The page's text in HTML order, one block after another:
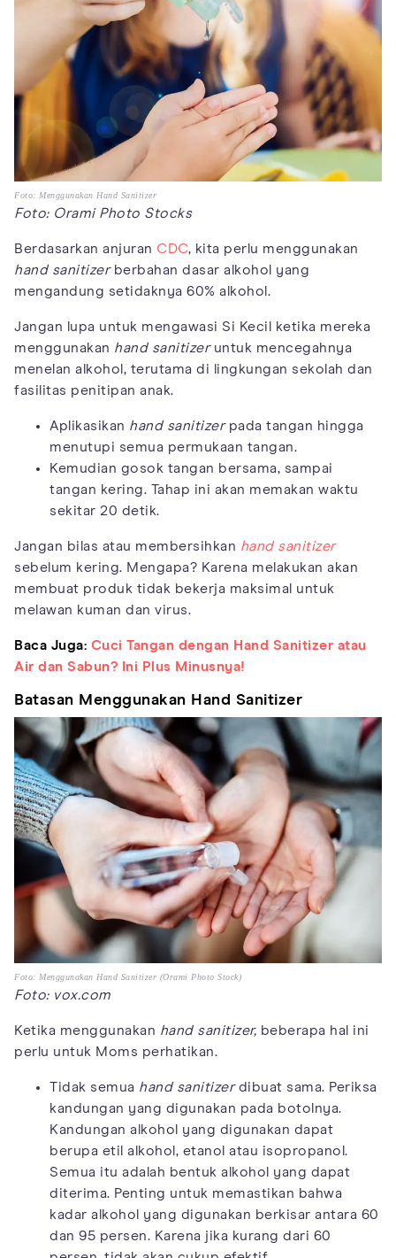
Foto: Menggunakan Hand Sanitizer
Foto: Orami Photo Stocks
Berdasarkan anjuran CDC, kita perlu menggunakan
hand sanitizerberbahan dasar alkohol yang
mengandung setidaknya 60% alkohol.
Jangan lupa untuk mengawasi Si Kecil ketika mereka
menggunakan hand sanitizeruntuk mencegahnya
menelan alkohol, terutama di lingkungan sekolah dan
fasilitas penitipan anak.
Aplikasikan hand sanitizerpada tangan hingga
menutupi semua permukaan tangan.
Kemudian gosok tangan bersama, sampai
tangan kering. Tahap ini akan memakan waktu
sekitar 20 detik.
Jangan bilas atau membersihkan hand sanitizer
sebelum kering. Mengapa? Karena melakukan akan
membuat produk tidak bekerja maksimal untuk
melawan kuman dan virus.
Baca Juga: Cuci Tangan dengan Hand Sanitizer atau
Air dan Sabun? Ini Plus Minusnya!
Batasan Menggunakan Hand Sanitizer
Foto: Menggunakan Hand Sanitizer (Orami Photo Stock)
Foto: vox.com
Ketika menggunakan hand sanitizer, beberapa hal ini
perlu untuk Moms perhatikan.
Tidak semua hand sanitizerdibuat sama. Periksa
kandungan yang digunakan pada botolnya.
Kandungan alkohol yang digunakan dapat
berupa etil alkohol, etanol atau isopropanol.
Semua itu adalah bentuk alkohol yang dapat
diterima. Penting untuk memastikan bahwa
kadar alkohol yang digunakan berkisar antara 60
dan 95 persen. Karena jika kurang dari 60